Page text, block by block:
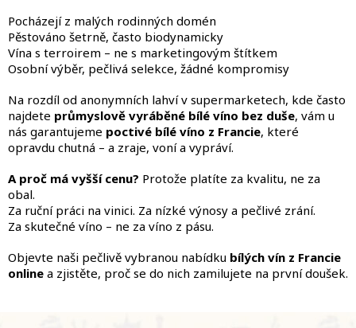
í
p
r
v
k
y
v
ý
p
i
s
u
Pocházejí z malých rodinných domén
Pěstováno šetrně, často biodynamicky
Vína s terroirem – ne s marketingovým štítkem
Osobní výběr, pečlivá selekce, žádné kompromisy
Na rozdíl od anonymních lahví v supermarketech, kde často
najdete průmyslově vyráběné bílé víno bez duše, vám u
nás garantujeme poctivé bílé víno z Francie, které
opravdu chutná – a zraje, voní a vypráví.
A proč má vyšší cenu? Protože platíte za kvalitu, ne za
obal.
Za ruční práci na vinici. Za nízké výnosy a pečlivé zrání.
Za skutečné víno – ne za víno z pásu.
Objevte naši pečlivě vybranou nabídku bílých vín z Francie
online a zjistěte, proč se do nich zamilujete na první doušek.